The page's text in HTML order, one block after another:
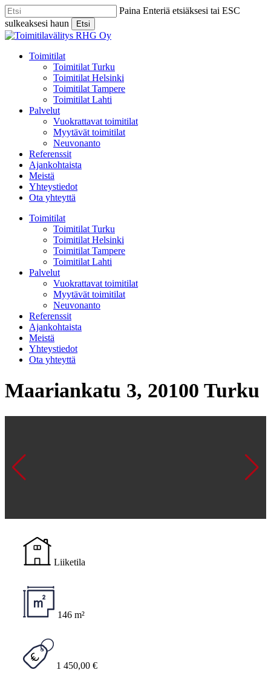
Skip
to
main
content
Paina Enteriä etsiäksesi tai ESC
sulkeaksesi haun
Etsi
Close
Menu
Toimitilat
Toimitilat Turku
Toimitilat Helsinki
Toimitilat Tampere
Toimitilat Lahti
Palvelut
Vuokrattavat toimitilat
Myytävät toimitilat
Neuvonanto
Referenssit
Ajankohtaista
Meistä
Yhteystiedot
Ota yhteyttä
Toimitilat
Toimitilat Turku
Toimitilat Helsinki
Toimitilat Tampere
Toimitilat Lahti
Palvelut
Vuokrattavat toimitilat
Myytävät toimitilat
Neuvonanto
Referenssit
Ajankohtaista
Meistä
Yhteystiedot
Ota yhteyttä
Maariankatu 3, 20100 Turku
Liiketila
146 m²
1 450,00 €